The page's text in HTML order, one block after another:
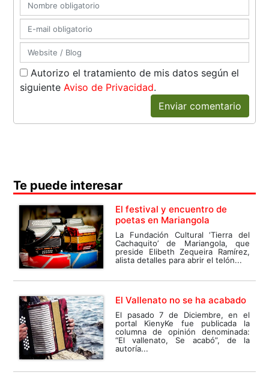
Autorizo el tratamiento de mis datos según el
siguiente Aviso de Privacidad.
Enviar comentario
Te puede interesar
El festival y encuentro de
poetas en Mariangola
La Fundación Cultural ‘Tierra del
Cachaquito’ de Mariangola, que
preside Elibeth Zequeira Ramírez,
alista detalles para abrir el telón...
El Vallenato no se ha acabado
El pasado 7 de Diciembre, en el
portal KienyKe fue publicada la
columna de opinión denominada:
“El vallenato, Se acabó”, de la
autoría...